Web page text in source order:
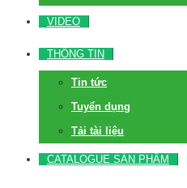
VIDEO
THÔNG TIN
Tin tức
Tuyển dụng
Tải tài liệu
CATALOGUE SẢN PHẨM